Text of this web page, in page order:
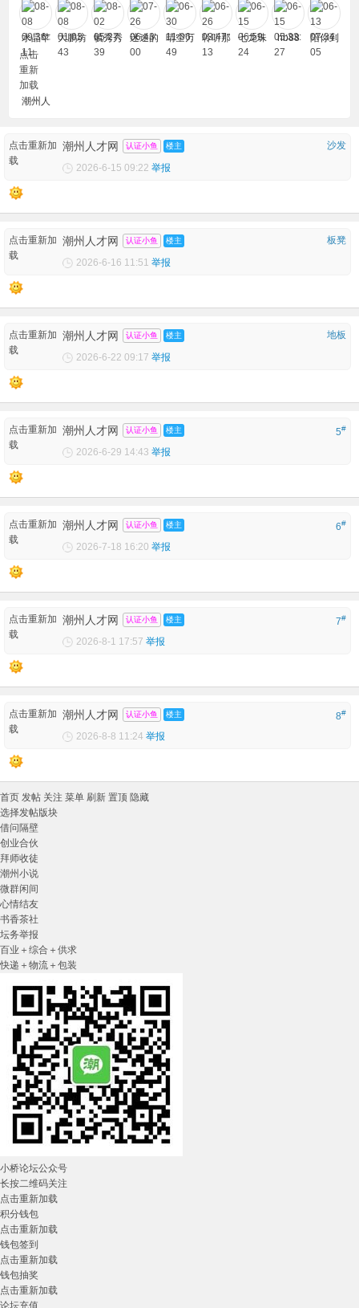
水晶苹
果
大鹏坊 毓秀秀
迷途的
羔羊
晴空万
里
聆听那
伤感
七龙珠 hb88
陪你到
底
点击
重新
加载
潮州人
点击重新加
载
潮州人才网 认证小鱼 楼主
沙发
2026-6-15 09:22 举报
点击重新加
载
潮州人才网 认证小鱼 楼主
板凳
2026-6-16 11:51 举报
点击重新加
载
潮州人才网 认证小鱼 楼主
地板
2026-6-22 09:17 举报
点击重新加
载
潮州人才网 认证小鱼 楼主 5#
2026-6-29 14:43 举报
点击重新加
载
潮州人才网 认证小鱼 楼主 6#
2026-7-18 16:20 举报
点击重新加
载
潮州人才网 认证小鱼 楼主 7#
2026-8-1 17:57 举报
点击重新加
载
潮州人才网 认证小鱼 楼主 8#
2026-8-8 11:24 举报
首页 发帖 关注 菜单 刷新 置顶 隐藏
选择发帖版块
借问隔壁
创业合伙
拜师收徒
潮州小说
微群闲间
心情结友
书香茶社
坛务举报
百业＋综合＋供求
快递＋物流＋包装
小桥论坛公众号
长按二维码关注
点击重新加载
积分钱包
点击重新加载
钱包签到
点击重新加载
钱包抽奖
点击重新加载
论坛充值